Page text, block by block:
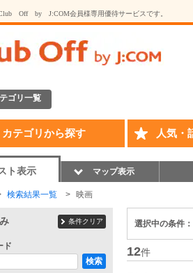
Off by J:COM会員様専用優待サービスです。
ゴリ一覧
カテゴリから探す 人気・
ト表示 マップ表示
検索結果一覧 映画
選択中の条件：
12件
条件クリア
ド
検索